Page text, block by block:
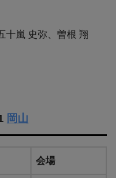
十嵐 史弥、曽根 翔
岡山
会場